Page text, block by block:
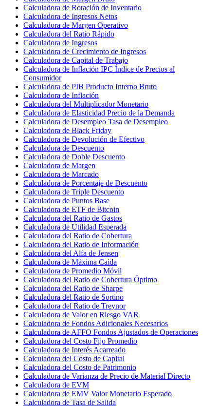
Calculadora de Rotación de Inventario
Calculadora de Ingresos Netos
Calculadora de Margen Operativo
Calculadora del Ratio Rápido
Calculadora de Ingresos
Calculadora de Crecimiento de Ingresos
Calculadora de Capital de Trabajo
Calculadora de Inflación IPC Índice de Precios al
Consumidor
Calculadora de PIB Producto Interno Bruto
Calculadora de Inflación
Calculadora del Multiplicador Monetario
Calculadora de Elasticidad Precio de la Demanda
Calculadora de Desempleo Tasa de Desempleo
Calculadora de Black Friday
Calculadora de Devolución de Efectivo
Calculadora de Descuento
Calculadora de Doble Descuento
Calculadora de Margen
Calculadora de Marcado
Calculadora de Porcentaje de Descuento
Calculadora de Triple Descuento
Calculadora de Puntos Base
Calculadora de ETF de Bitcoin
Calculadora del Ratio de Gastos
Calculadora de Utilidad Esperada
Calculadora del Ratio de Cobertura
Calculadora del Ratio de Información
Calculadora del Alfa de Jensen
Calculadora de Máxima Caída
Calculadora de Promedio Móvil
Calculadora del Ratio de Cobertura Óptimo
Calculadora del Ratio de Sharpe
Calculadora del Ratio de Sortino
Calculadora del Ratio de Treynor
Calculadora de Valor en Riesgo VAR
Calculadora de Fondos Adicionales Necesarios
Calculadora de AFFO Fondos Ajustados de Operaciones
Calculadora del Costo Fijo Promedio
Calculadora de Interés Acarreado
Calculadora del Costo de Capital
Calculadora del Costo de Patrimonio
Calculadora de Varianza de Precio de Material Directo
Calculadora de EVM
Calculadora de EMV Valor Monetario Esperado
Calculadora de Tasa de Salida